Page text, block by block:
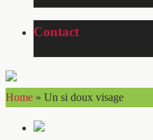
Contact
Home » Un si doux visage